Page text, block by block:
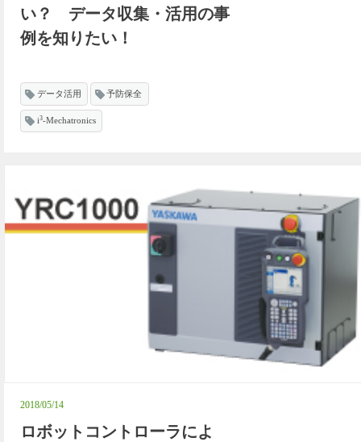
い？ データ収集・活用の事
例を知りたい！
データ活用 予防保全
i3-Mechatronics
2018/05/14
ロボットコントローラによ